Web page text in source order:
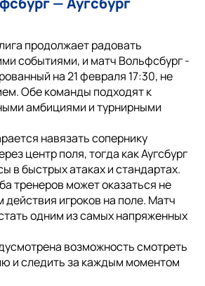
продолжает радовать
событиями, и матч Вольфсбург -
на 21 февраля 17:30, не
Обе команды подходят к
амбициями и турнирными
навязать сопернику
центр поля, тогда как Аугсбург
в быстрых атаках и стандартах.
тренеров может оказаться не
игроков на поле. Матч
одним из самых напряженных
возможность смотреть
и следить за каждым моментом